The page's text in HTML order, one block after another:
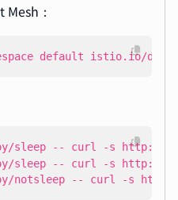
：
default istio.io/
sleep -- curl -s http://
sleep -- curl -s http://
notsleep -- curl -s